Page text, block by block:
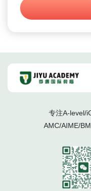
专注A-level/
AMC/AIME/